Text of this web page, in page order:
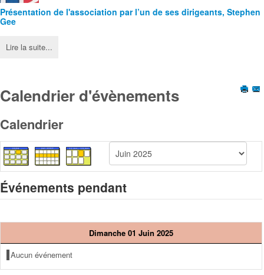
Présentation de l'association par l’un de ses dirigeants, Stephen
Gee
Lire la suite...
Calendrier d'évènements
Calendrier
Événements pendant
Dimanche 01 Juin 2025
Aucun événement